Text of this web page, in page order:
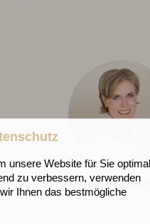
Dr.
DR. STEPHANIE
unsere Website für Sie optimal
zu verbessern, verwenden
Ihnen das bestmögliche